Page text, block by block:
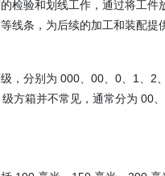
检验和划线工作，通过将工
线条，为后续的加工和装配提
，分别为 000、00、0、1、
方箱并不常见，通常分为 00